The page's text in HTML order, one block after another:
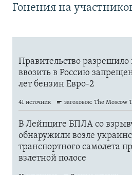
Гонения на